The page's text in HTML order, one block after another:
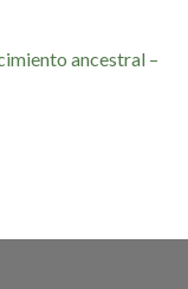
ancestral –